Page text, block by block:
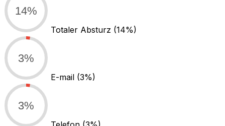
14%
Totaler Absturz (14%)
3%
E-mail (3%)
3%